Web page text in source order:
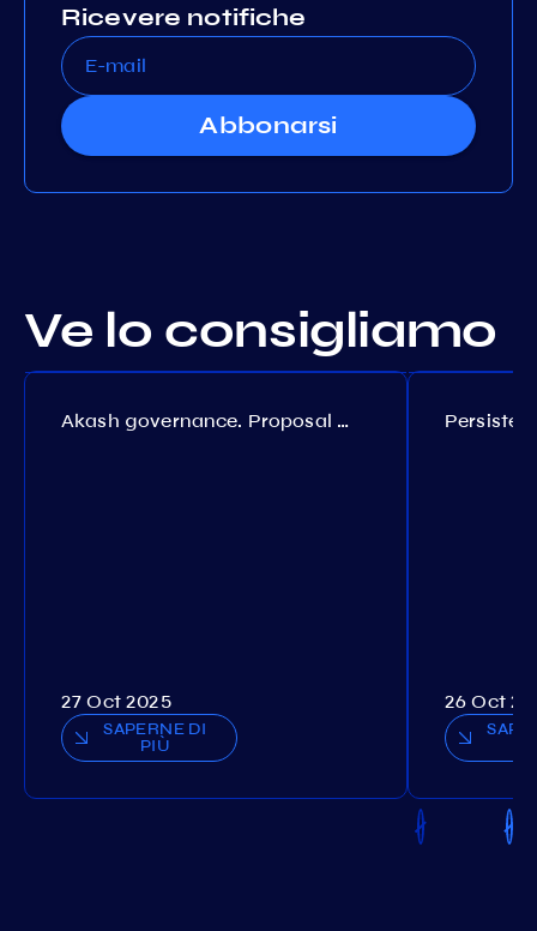
Ricevere notifiche
Abbonarsi
Ve lo consigliamo
Akash governance. Proposal №308
27 Oct 2025
SAPERNE DI
PIÙ
26 Oct